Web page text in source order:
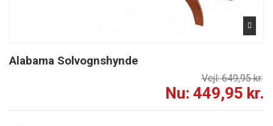
Alabama Solvognshynde
Vejl: 649,95 kr.
Nu: 449,95 kr.